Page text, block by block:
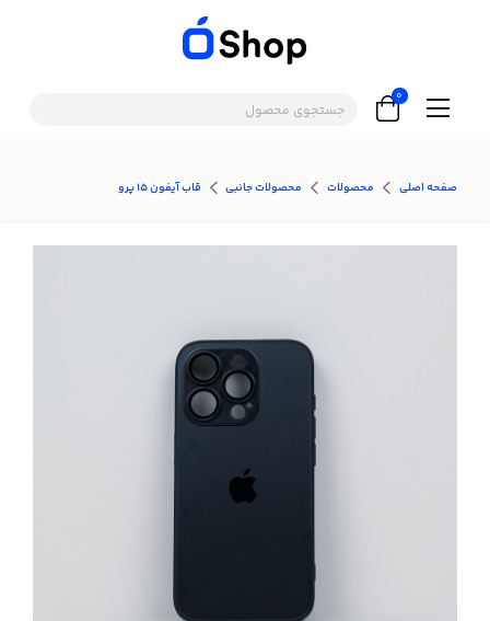
صفحه اصلی محصولات محصولات جانبی قاب آيفون 15 پرو
0